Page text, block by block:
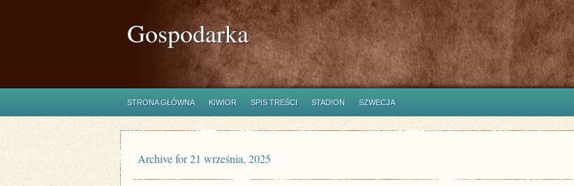
Gospodarka
STRONA GŁÓWNA KIWIOR SPIS TREŚCI STADION SZWECJA
Archive for 21 września, 2025